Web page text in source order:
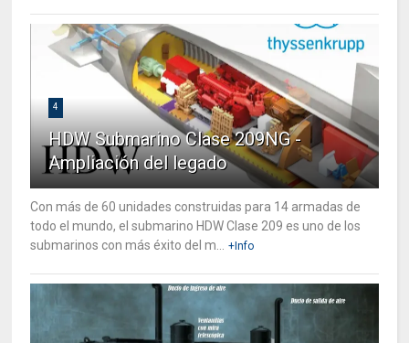
4
HDW Submarino Clase 209NG -
Ampliación del legado
Con más de 60 unidades construidas para 14 armadas de
todo el mundo, el submarino HDW Clase 209 es uno de los
submarinos con más éxito del m...
+Info